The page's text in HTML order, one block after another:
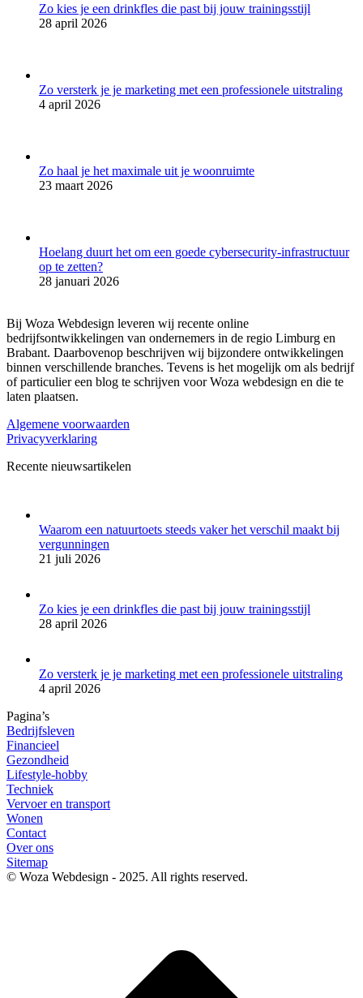
Zo kies je een drinkfles die past bij jouw trainingsstijl
28 april 2026
Zo versterk je je marketing met een professionele uitstraling
4 april 2026
Zo haal je het maximale uit je woonruimte
23 maart 2026
Hoelang duurt het om een goede cybersecurity-infrastructuur
op te zetten?
28 januari 2026
Bij Woza Webdesign leveren wij recente online
bedrijfsontwikkelingen van ondernemers in de regio Limburg en
Brabant. Daarbovenop beschrijven wij bijzondere ontwikkelingen
binnen verschillende branches. Tevens is het mogelijk om als bedrijf
of particulier een blog te schrijven voor Woza webdesign en die te
laten plaatsen.
Algemene voorwaarden
Privacyverklaring
Recente nieuwsartikelen
Waarom een natuurtoets steeds vaker het verschil maakt bij
vergunningen
21 juli 2026
Zo kies je een drinkfles die past bij jouw trainingsstijl
28 april 2026
Zo versterk je je marketing met een professionele uitstraling
4 april 2026
Pagina’s
Bedrijfsleven
Financieel
Gezondheid
Lifestyle-hobby
Techniek
Vervoer en transport
Wonen
Contact
Over ons
Sitemap
© Woza Webdesign - 2025. All rights reserved.